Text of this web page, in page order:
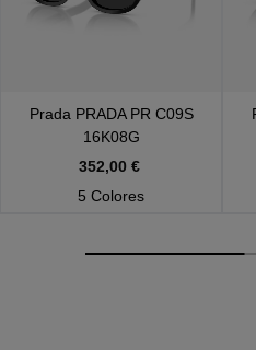
VER TODOS
Prada PRADA PR C09S
16K08G
352,00 €
5 Colores